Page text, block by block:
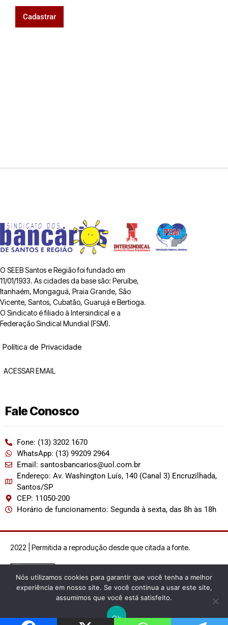
Cadastrar
O SEEB Santos e Região foi fundado em
11/01/1933. As cidades da base são: Peruíbe,
Itanhaém, Mongaguá, Praia Grande, São
Vicente, Santos, Cubatão, Guarujá e Bertioga.
O Sindicato é filiado à Intersindical e a
Federação Sindical Mundial (FSM).
Política de Privacidade
ACESSAR EMAIL
Fale Conosco
Fone: (13) 3202 1670
WhatsApp: (13) 99209 2964
Email: santosbancarios@uol.com.br
Endereço: Av. Washington Luís, 140 (Canal 3) Encruzilhada,
Santos/SP
CEP: 11050-200
Horário de funcionamento: Segunda à sexta, das 8h às 18h
2022 | Permitida a reprodução desde que citada a fonte.
Nós utilizamos cookies para garantir que você tenha a melhor
experiência em nosso site. Se você continua a usar este site,
assumimos que você está satisfeito.
Ok